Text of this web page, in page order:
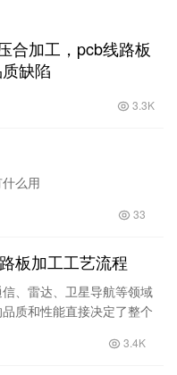
合加工，pcb线路板
缺陷
3.3K
么用
33
板加工工艺流程
、雷达、卫星导航等领域
质和性能直接决定了整个
3.4K